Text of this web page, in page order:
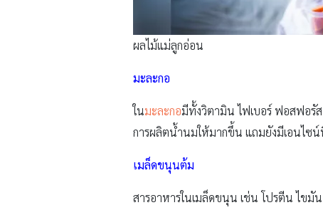
ผลไม้แม่ลูกอ่อน
มะละกอ
ในมะละกอมีทั้งวิตามิน ไฟเบอร์ ฟอสฟอรั
การผลิตน้ำนมให้มากขึ้น แถมยังมีเอนไซ
เมล็ดขนุนต้ม
สารอาหารในเมล็ดขนุน เช่น โปรตีน ไข